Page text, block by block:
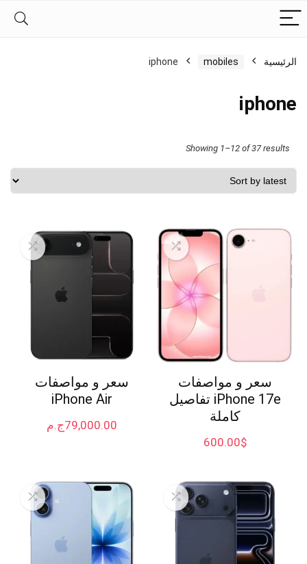
الرئيسية mobiles
iphone
iphone
Showing 1–12 of 37 results
Sorted
by
سعر و مواصفات
iPhone 17e تفاصيل
كاملة
$
600.00
سعر و مواصفات
iPhone Air
ج.م79,000.00